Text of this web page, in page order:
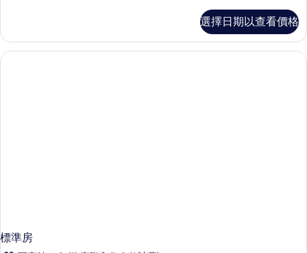
房
的
詳
選擇日期以查看價格
標準房